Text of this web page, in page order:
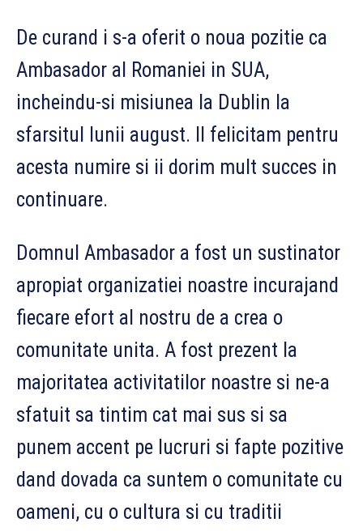
De curand i s-a oferit o noua pozitie ca
Ambasador al Romaniei in SUA,
incheindu-si misiunea la Dublin la
sfarsitul lunii august. Il felicitam pentru
acesta numire si ii dorim mult succes in
continuare.
Domnul Ambasador a fost un sustinator
apropiat organizatiei noastre incurajand
fiecare efort al nostru de a crea o
comunitate unita. A fost prezent la
majoritatea activitatilor noastre si ne-a
sfatuit sa tintim cat mai sus si sa
punem accent pe lucruri si fapte pozitive
dand dovada ca suntem o comunitate cu
oameni, cu o cultura si cu traditii